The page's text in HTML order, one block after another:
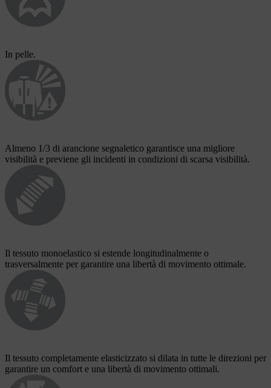
In pelle.
Almeno 1/3 di arancione segnaletico garantisce una migliore
visibilità e previene gli incidenti in condizioni di scarsa visibilità.
Il tessuto monoelastico si estende longitudinalmente o
trasversalmente per garantire una libertà di movimento ottimale.
Il tessuto completamente elasticizzato si dilata in tutte le direzioni per
garantire un comfort e una libertà di movimento ottimali.